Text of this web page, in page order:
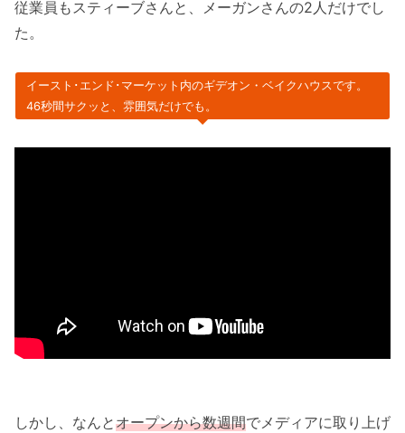
従業員もスティーブさんと、メーガンさんの2人だけでし
た。
イースト･エンド･マーケット内のギデオン・ベイクハウスです。
46秒間サクッと、雰囲気だけでも。
しかし、なんとオープンから数週間でメディアに取り上げ